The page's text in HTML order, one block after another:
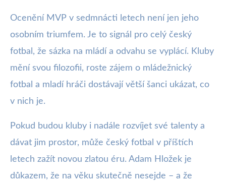
Ocenění MVP v sedmnácti letech není jen jeho
osobním triumfem. Je to signál pro celý český
fotbal, že sázka na mládí a odvahu se vyplácí. Kluby
mění svou filozofii, roste zájem o mládežnický
fotbal a mladí hráči dostávají větší šanci ukázat, co
v nich je.
Pokud budou kluby i nadále rozvíjet své talenty a
dávat jim prostor, může český fotbal v příštích
letech zažít novou zlatou éru. Adam Hložek je
důkazem, že na věku skutečně nesejde – a že